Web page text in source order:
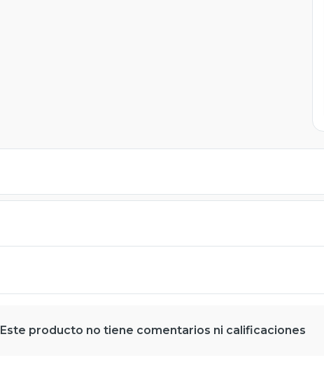
Este producto no tiene comentarios ni calificaciones